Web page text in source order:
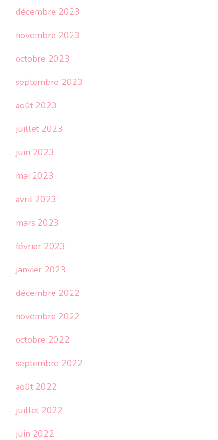
décembre 2023
novembre 2023
octobre 2023
septembre 2023
août 2023
juillet 2023
juin 2023
mai 2023
avril 2023
mars 2023
février 2023
janvier 2023
décembre 2022
novembre 2022
octobre 2022
septembre 2022
août 2022
juillet 2022
juin 2022